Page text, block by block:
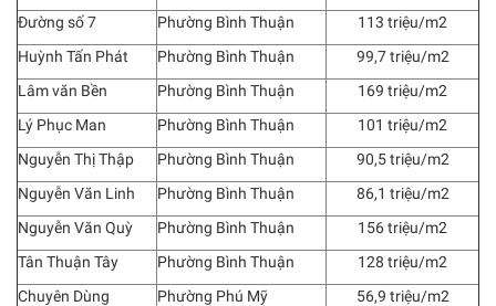
Đường số 7
Phường Bình Thuận
113 triệu/m2
Huỳnh Tấn Phát
Phường Bình Thuận
99,7 triệu/m2
Lâm văn Bền
Phường Bình Thuận
169 triệu/m2
Lý Phục Man
Phường Bình Thuận
101 triệu/m2
Nguyễn Thị Thập
Phường Bình Thuận
90,5 triệu/m2
Nguyễn Văn Linh
Phường Bình Thuận
86,1 triệu/m2
Nguyễn Văn Quỳ
Phường Bình Thuận
156 triệu/m2
Tân Thuận Tây
Phường Bình Thuận
128 triệu/m2
Chuyên Dùng
Phường Phú Mỹ
56,9 triệu/m2